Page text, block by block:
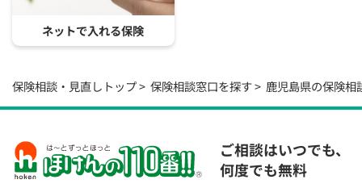
ネットで入れる保険
保険相談・見直しトップ 保険相談窓口を探す 鹿児島県の保険相
ご相談はいつでも、
何度でも無料